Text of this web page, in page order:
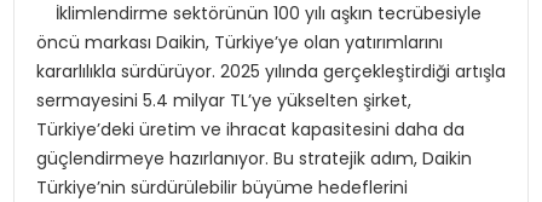
TOROSLAR’DA PAZAR GERGİNLİĞİ!
İklimlendirme sektörünün 100 yılı aşkın tecrübesiyle
öncü markası Daikin, Türkiye’ye olan yatırımlarını
kararlılıkla sürdürüyor. 2025 yılında gerçekleştirdiği artışla
sermayesini 5.4 milyar TL’ye yükselten şirket,
Türkiye’deki üretim ve ihracat kapasitesini daha da
güçlendirmeye hazırlanıyor. Bu stratejik adım, Daikin
Türkiye’nin sürdürülebilir büyüme hedeflerini